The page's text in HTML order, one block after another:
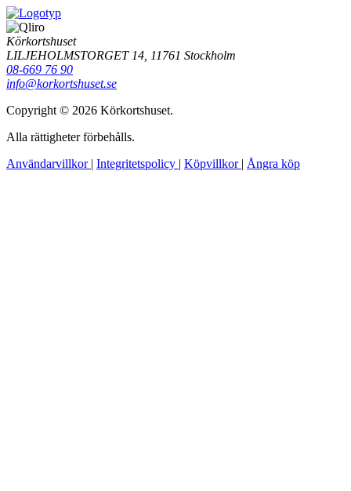
Körkortshuset
LILJEHOLMSTORGET 14, 11761 Stockholm
08-669 76 90
info@korkortshuset.se
Copyright © 2026 Körkortshuset.
Alla rättigheter förbehålls.
Användarvillkor | Integritetspolicy | Köpvillkor | Ångra köp